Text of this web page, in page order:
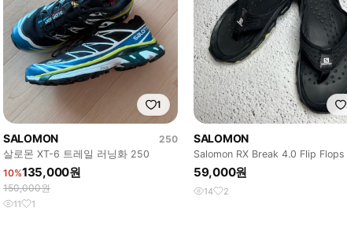
1
SALOMON
250
살로몬 XT-6 트레일 러닝화 250
10%135,000원
150,000원
11 1
SALOMON
Salomon RX Break 4.0 Flip Flops
59,000원
14 2